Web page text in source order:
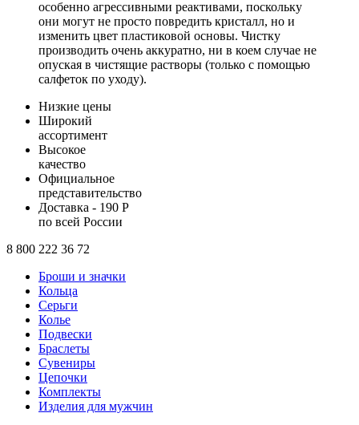
особенно агрессивными реактивами, поскольку
они могут не просто повредить кристалл, но и
изменить цвет пластиковой основы. Чистку
производить очень аккуратно, ни в коем случае не
опуская в чистящие растворы (только с помощью
салфеток по уходу).
Низкие цены
Широкий
ассортимент
Высокое
качество
Официальное
представительство
Доставка - 190 Р
по всей России
8 800 222 36 72
Броши и значки
Кольца
Серьги
Колье
Подвески
Браслеты
Сувениры
Цепочки
Комплекты
Изделия для мужчин